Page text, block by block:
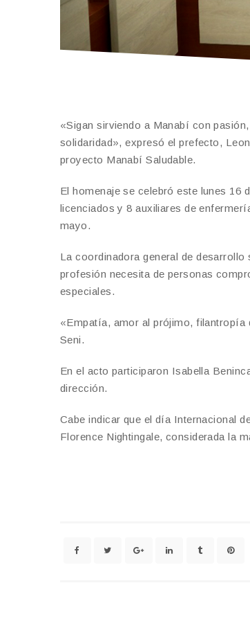
«Sigan sirviendo a Manabí con
solidaridad», expresó el prefecto,
proyecto Manabí Saludable.
El homenaje se celebró este lunes 16
licenciados y 8 auxiliares de
mayo.
La coordinadora general de
profesión necesita de personas
especiales.
«Empatía, amor al prójimo,
Seni.
En el acto participaron Isabella
dirección.
Cabe indicar que el día Internacional
Florence Nightingale, considerada la